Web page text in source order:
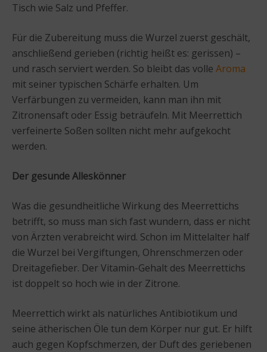
Tisch wie Salz und Pfeffer.
Für die Zubereitung muss die Wurzel zuerst geschält,
anschließend gerieben (richtig heißt es: gerissen) –
und rasch serviert werden. So bleibt das volle Aroma
mit seiner typischen Schärfe erhalten. Um
Verfärbungen zu vermeiden, kann man ihn mit
Zitronensaft oder Essig beträufeln. Mit Meerrettich
verfeinerte Soßen sollten nicht mehr aufgekocht
werden.
Der gesunde Alleskönner
Was die gesundheitliche Wirkung des Meerrettichs
betrifft, so muss man sich fast wundern, dass er nicht
von Ärzten verabreicht wird. Schon im Mittelalter half
die Wurzel bei Vergiftungen, Ohrenschmerzen oder
Dreitagefieber. Der Vitamin-Gehalt des Meerrettichs
ist doppelt so hoch wie in der Zitrone.
Meerrettich wirkt als natürliches Antibiotikum und
seine ätherischen Öle tun dem Körper nur gut. Er hilft
auch gegen Kopfschmerzen, der Duft des geriebenen